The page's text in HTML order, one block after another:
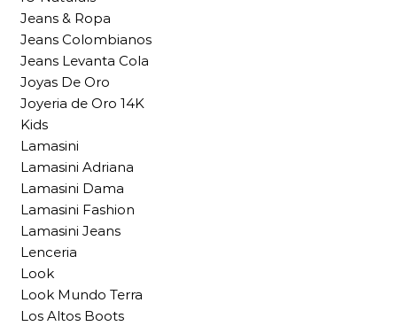
Jeans & Ropa
Jeans Colombianos
Jeans Levanta Cola
Joyas De Oro
Joyeria de Oro 14K
Kids
Lamasini
Lamasini Adriana
Lamasini Dama
Lamasini Fashion
Lamasini Jeans
Lenceria
Look
Look Mundo Terra
Los Altos Boots